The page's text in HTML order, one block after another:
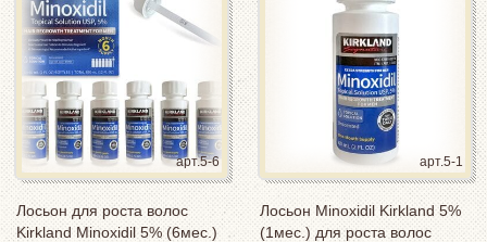
арт.5-6
Лосьон для роста волос
Kirkland Minoxidil 5% (6мес.)
арт.5-1
Лосьон Minoxidil Kirkland 5%
(1мес.) для роста волос